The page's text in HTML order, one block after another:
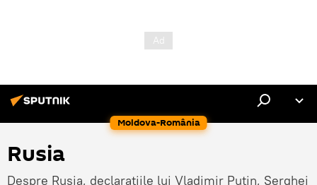
Moldova-România
Rusia
Despre Rusia, declarațiile lui Vladimir Putin, Serghei